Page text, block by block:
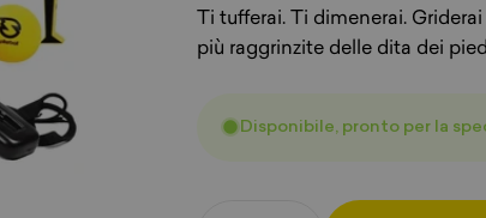
Ti tufferai. Ti dimenerai.
più raggrinzite delle dita dei
Disponibile, pronto per la